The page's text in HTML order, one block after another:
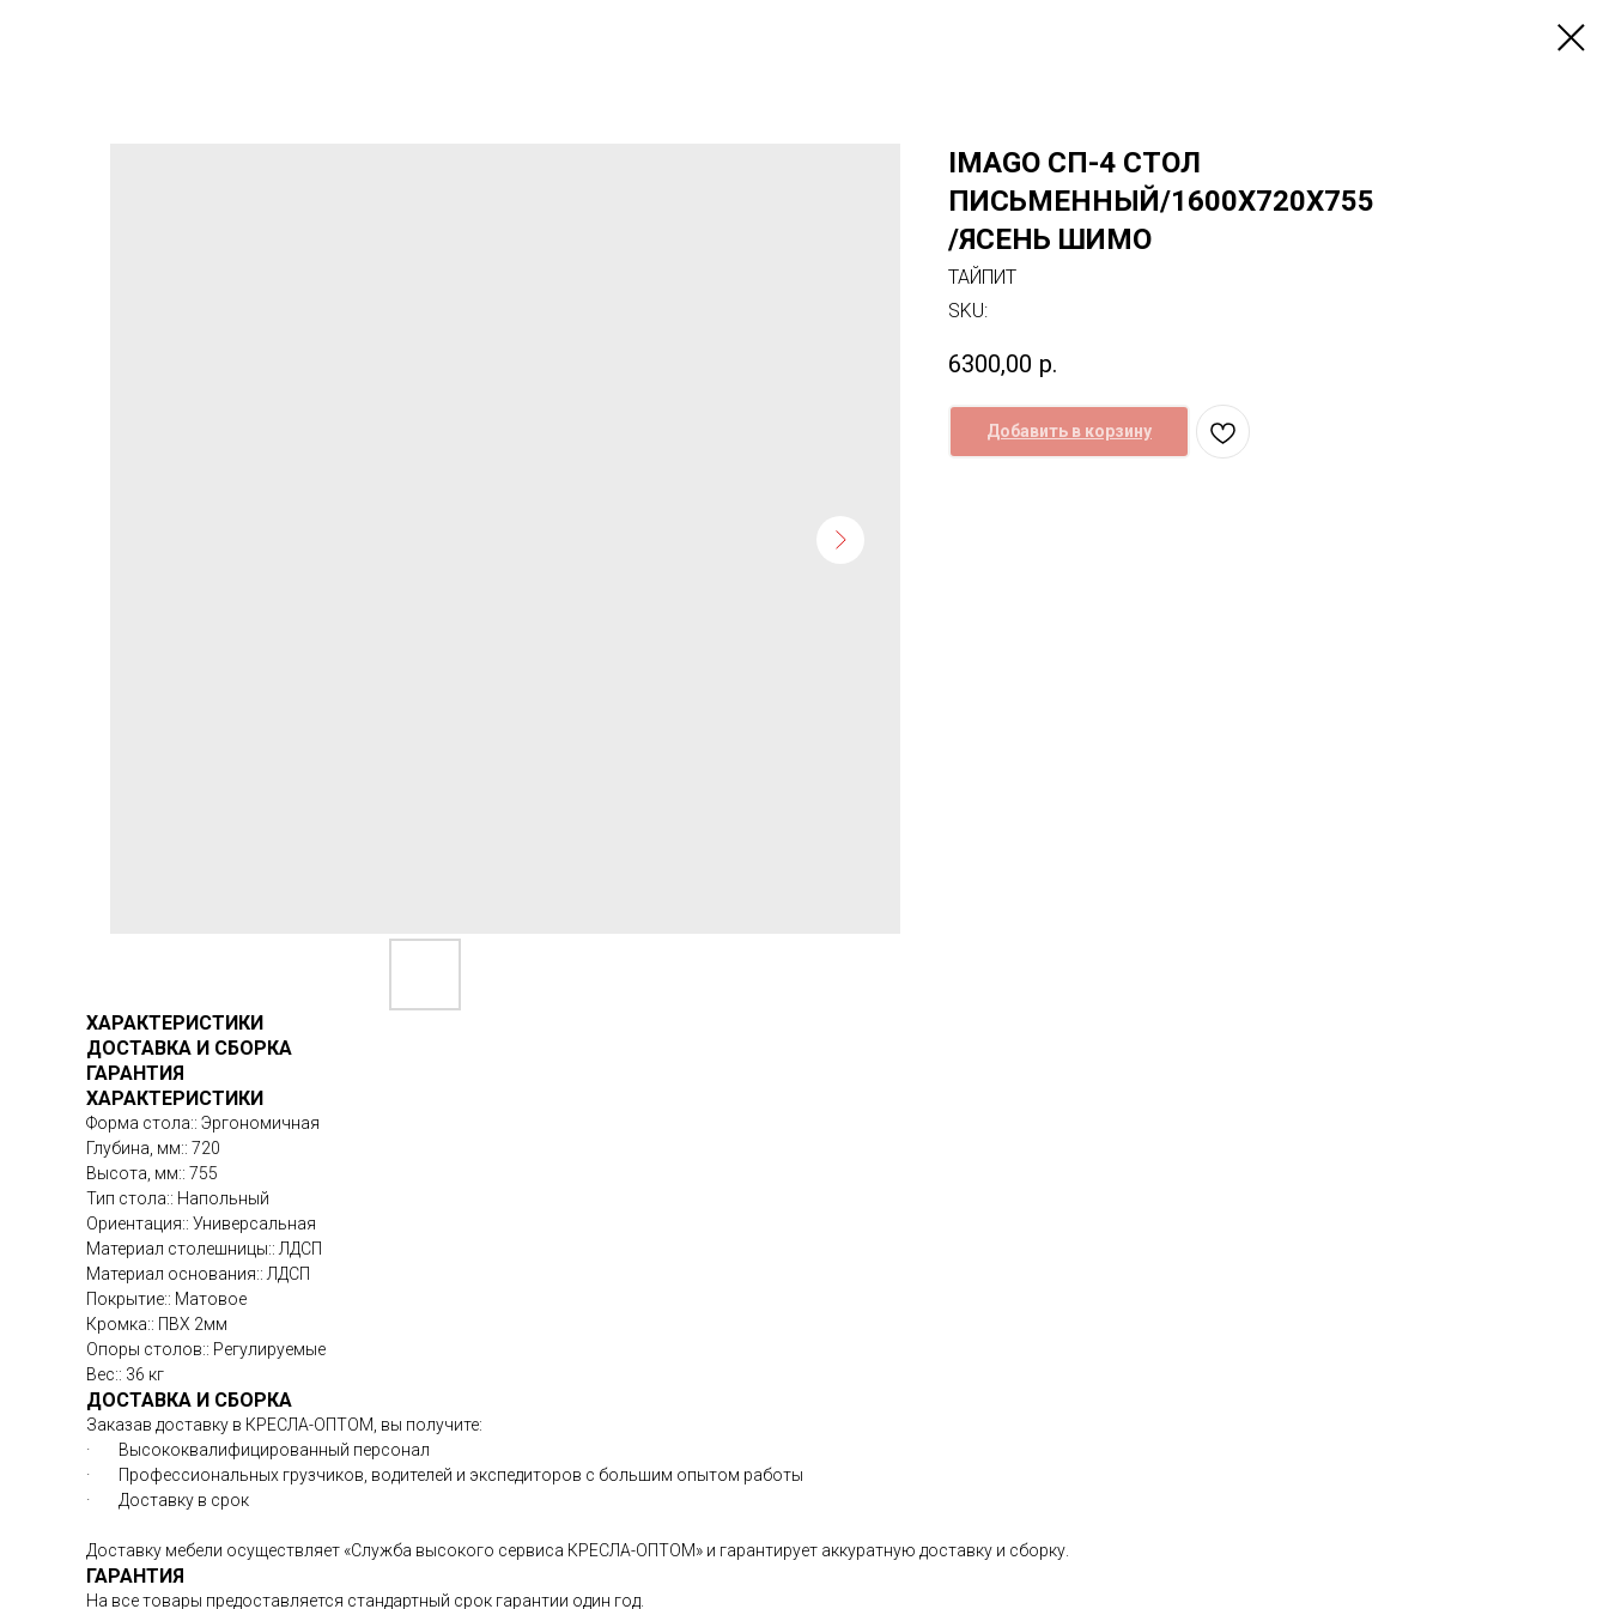
IMAGO СП-4 СТОЛ
ПИСЬМЕННЫЙ/1600Х720Х755
/ЯСЕНЬ ШИМО
ТАЙПИТ
SKU:
6300,00 р.
Добавить в корзину
ХАРАКТЕРИСТИКИ
ДОСТАВКА И СБОРКА
ГАРАНТИЯ
ХАРАКТЕРИСТИКИ
Форма стола:: Эргономичная
Глубина, мм:: 720
Высота, мм:: 755
Тип стола:: Напольный
Ориентация:: Универсальная
Материал столешницы:: ЛДСП
Материал основания:: ЛДСП
Покрытие:: Матовое
Кромка:: ПВХ 2мм
Опоры столов:: Регулируемые
Вес:: 36 кг
ДОСТАВКА И СБОРКА
Заказав доставку в КРЕСЛА-ОПТОМ, вы получите:
· Высококвалифицированный персонал
· Профессиональных грузчиков, водителей и экспедиторов с большим опытом работы
· Доставку в срок
Доставку мебели осуществляет «Служба высокого сервиса КРЕСЛА-ОПТОМ» и гарантирует аккуратную доставку и сборку.
ГАРАНТИЯ
На все товары предоставляется стандартный срок гарантии один год.